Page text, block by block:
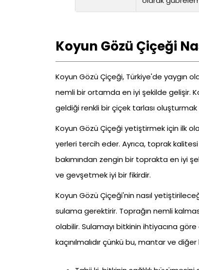
Koyun Gözü Çiçeği
Koyun Gözü Çiçeği, Türkiye'de yaygın
nemli bir ortamda en iyi şekilde gelişir.
geldiği renkli bir çiçek tarlası oluşturmak
Koyun Gözü Çiçeği yetiştirmek için ilk
yerleri tercih eder. Ayrıca, toprak
bakımından zengin bir toprakta en iyi
ve gevşetmek iyi bir fikirdir.
Koyun Gözü Çiçeği'nin nasıl
sulama gerektirir. Toprağın nemli
olabilir. Sulamayı bitkinin ihtiyacına
kaçınılmalıdır çünkü bu, mantar ve